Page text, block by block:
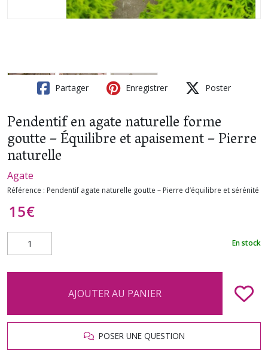
Partager Enregistrer Poster
Pendentif en agate naturelle forme
goutte – Équilibre et apaisement – Pierre
naturelle
Agate
Référence : Pendentif agate naturelle goutte – Pierre d’équilibre et sérénité
15€
En stock
AJOUTER AU PANIER
POSER UNE QUESTION